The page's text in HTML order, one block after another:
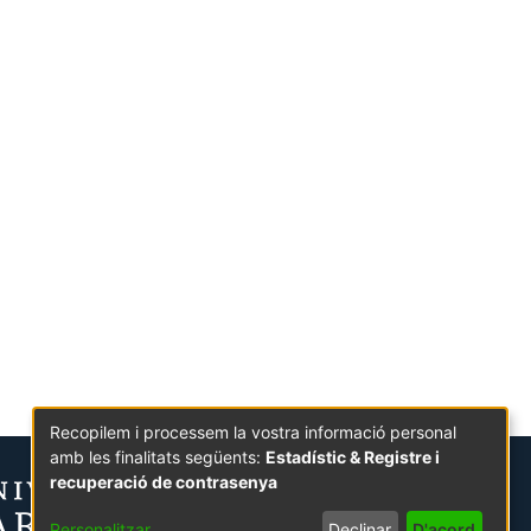
Recopilem i processem la vostra informació personal
amb les finalitats següents: Estadístic & Registre i
recuperació de contrasenya